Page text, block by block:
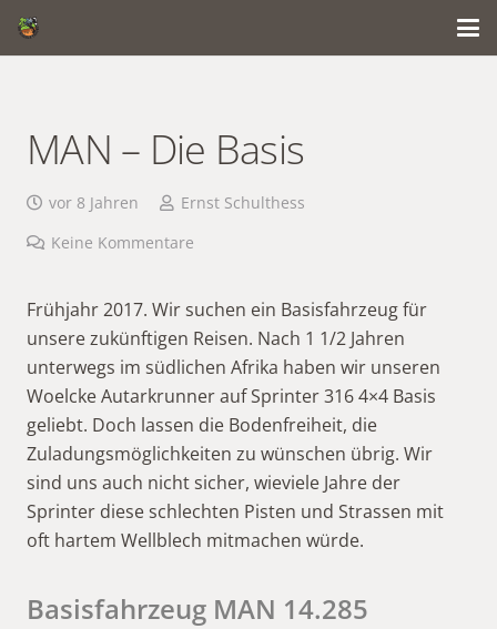
MAN – Die Basis
vor 8 Jahren
Ernst Schulthess
Keine Kommentare
Frühjahr 2017. Wir suchen ein Basisfahrzeug für
unsere zukünftigen Reisen. Nach 1 1/2 Jahren
unterwegs im südlichen Afrika haben wir unseren
Woelcke Autarkrunner auf Sprinter 316 4×4 Basis
geliebt. Doch lassen die Bodenfreiheit, die
Zuladungsmöglichkeiten zu wünschen übrig. Wir
sind uns auch nicht sicher, wieviele Jahre der
Sprinter diese schlechten Pisten und Strassen mit
oft hartem Wellblech mitmachen würde.
Basisfahrzeug MAN 14.285